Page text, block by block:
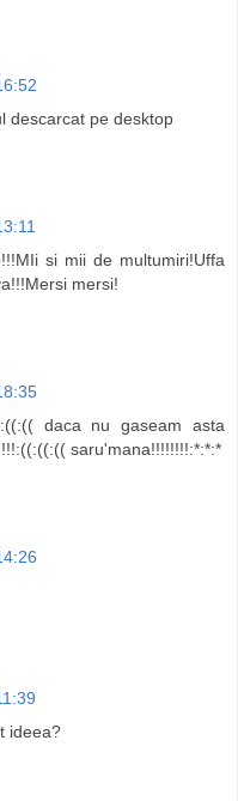
descarcat pe desktop
si mii de multumiri!Uffa
mersi!
daca nu gaseam asta
saru'mana!!!!!!!!:*:*:*
ideea?